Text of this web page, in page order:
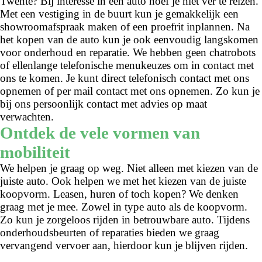
Met een vestiging in de buurt kun je gemakkelijk een
showroomafspraak maken of een proefrit inplannen. Na
het kopen van de auto kun je ook eenvoudig langskomen
voor onderhoud en reparatie. We hebben geen chatrobots
of ellenlange telefonische menukeuzes om in contact met
ons te komen. Je kunt direct telefonisch contact met ons
opnemen of per mail contact met ons opnemen. Zo kun je
bij ons persoonlijk contact met advies op maat
verwachten.
Ontdek de vele vormen van
mobiliteit
We helpen je graag op weg. Niet alleen met kiezen van de
juiste auto. Ook helpen we met het kiezen van de juiste
koopvorm. Leasen, huren of toch kopen? We denken
graag met je mee. Zowel in type auto als de koopvorm.
Zo kun je zorgeloos rijden in betrouwbare auto. Tijdens
onderhoudsbeurten of reparaties bieden we graag
vervangend vervoer aan, hierdoor kun je blijven rijden.